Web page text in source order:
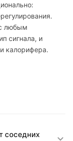
любым
сигнала, и
калорифера.
соседних